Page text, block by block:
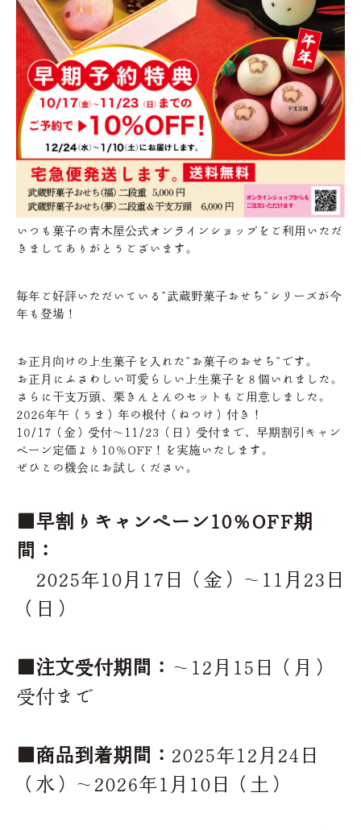
いつも菓子の青木屋公式オンラインショップをご利用いただ
きましてありがとうございます。
毎年ご好評いただいている”武蔵野菓子おせち”シリーズが今
年も登場！
お正月向けの上生菓子を入れた”お菓子のおせち”です。
お正月にふさわしい可愛らしい上生菓子を８個いれました。
さらに干支万頭、栗きんとんのセットもご用意しました。
2026年午（うま）年の根付（ねつけ）付き！
10/17（金）受付～11/23（日）受付まで、早期割引キャン
ペーン定価より10％OFF！を実施いたします。
ぜひこの機会にお試しください。
■早割りキャンペーン10％OFF期
間：
2025年10月17日（金）～11月23日
（日）
■注文受付期間： ～12月15日（月）
受付まで
■商品到着期間： 2025年12月24日
（水）～2026年1月10日（土）